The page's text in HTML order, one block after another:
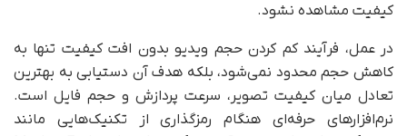
کیفیت مشاهده نشود.
در عمل، فرآیند کم کردن حجم ویدیو بدون افت کیفیت تنها به
کاهش حجم محدود نمی‌شود، بلکه هدف آن دستیابی به بهترین
تعادل میان کیفیت تصویر، سرعت پردازش و حجم فایل است.
نرم‌افزارهای حرفه‌ای هنگام رمزگذاری از تکنیک‌هایی مانند